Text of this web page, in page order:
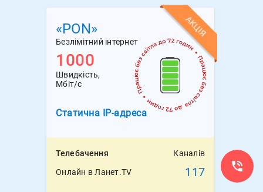
АКЦІЯ
«PON»
Безлімітний інтернет
1000
Швидкість,
Мбіт/с
Статична IP-адреса
Телебачення
Каналів
Онлайн в Ланет.TV
117